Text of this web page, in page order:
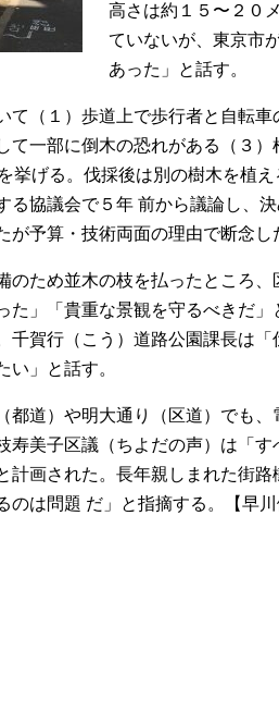
高さは約１５〜２０
ていないが、東京市
あった」と話す。
（１）歩道上で歩行者と自転車
て一部に倒木の恐れがある（３
挙げる。伐採後は別の樹木を植
る協議会で５年 前から議論し、
が予算・技術両面の理由で断念し
ため並木の枝を払ったところ
た」「貴重な景観を守るべきだ
千賀行（こう）道路公園課長は
い」と話す。
道）や明大通り（区道）でも
寿美子区議（ちよだの声）は「
計画された。長年親しまれた街
のは問題 だ」と指摘する。【早川